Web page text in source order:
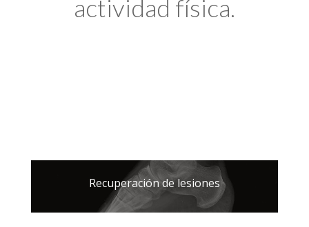
actividad física.
Recuperación de lesiones